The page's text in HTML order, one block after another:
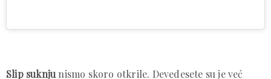
Slip suknju nismo skoro otkrile. Devedesete su je već